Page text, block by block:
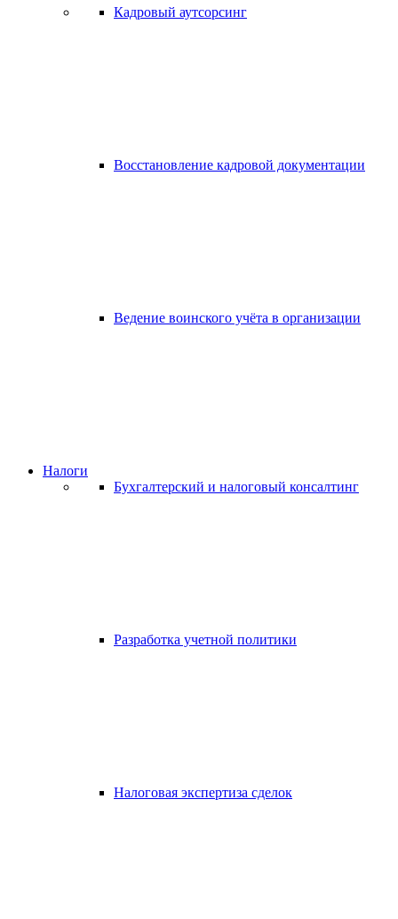
Кадровый аутсорсинг
Восстановление кадровой документации
Ведение воинского учёта в организации
Налоги
Бухгалтерский и налоговый консалтинг
Разработка учетной политики
Налоговая экспертиза сделок